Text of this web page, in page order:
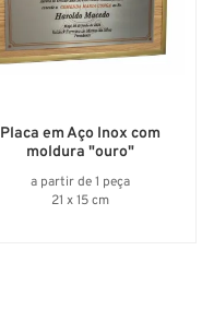
a partir de 1 peça
21 x 15 cm
Placa em Aço Inox com
moldura "ouro"